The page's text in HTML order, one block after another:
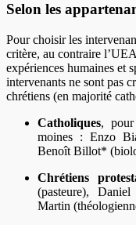
Selon les
Pour choisir les
critère, au contraire
expériences humaines et
intervenants ne sont pas
chrétiens (en majorité
Catholiques, pour
moines : Enzo
Benoît Billot*
Chrétiens
(pasteure),
Martin